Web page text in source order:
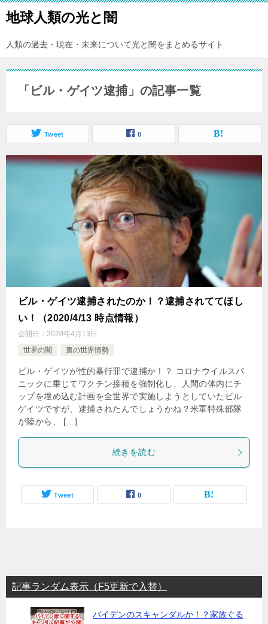
地球人類の光と闇
人類の過去・現在・未来について光と闇をまとめるサイト
「ビル・ゲイツ逮捕」の記事一覧
Tweet 0
ビル・ゲイツ逮捕されたのか！？逮捕されててほし
い！（2020/4/13 時点情報）
公開日： 2020年4月13日
世界の闇
裏の世界情勢
ビル・ゲイツが性的暴行罪で逮捕か！？ コロナウイルスパ
ニックに乗じてワクチン接種を強制化し、人間の体内にチ
ップを埋め込む計画を全世界で実施しようとしていたビル
ゲイツですが、逮捕されたんでしょうかね？米軍特殊部隊
が陸から、 […]
続きを読む
Tweet 0
記事ランダム表示（F5更新で入替）
バイデンのスキャンダルか！？家族ぐる